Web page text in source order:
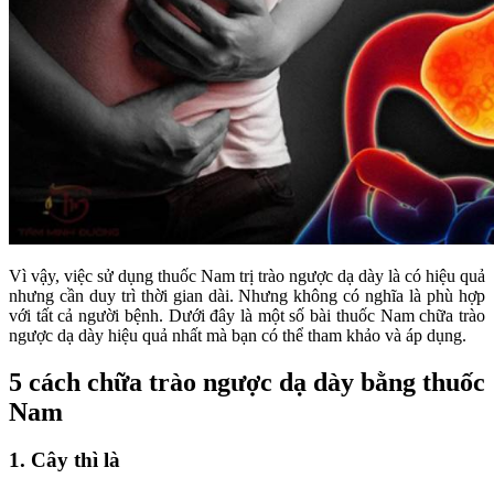
Vì vậy, việc sử dụng thuốc Nam trị trào ngược dạ dày là có hiệu quả
nhưng cần duy trì thời gian dài. Nhưng không có nghĩa là phù hợp
với tất cả người bệnh. Dưới đây là một số bài thuốc Nam chữa trào
ngược dạ dày hiệu quả nhất mà bạn có thể tham khảo và áp dụng.
5 cách chữa trào ngược dạ dày bằng thuốc
Nam
1. Cây thì là